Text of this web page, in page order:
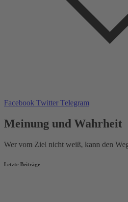
Facebook Twitter Telegram
Meinung und Wahrheit
Wer vom Ziel nicht weiß, kann den
Letzte Beiträge